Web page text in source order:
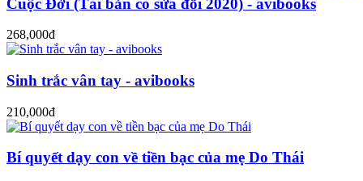
268,000đ
Sinh trắc vân tay - avibooks
210,000đ
Bí quyết dạy con về tiền bạc của mẹ Do Thái